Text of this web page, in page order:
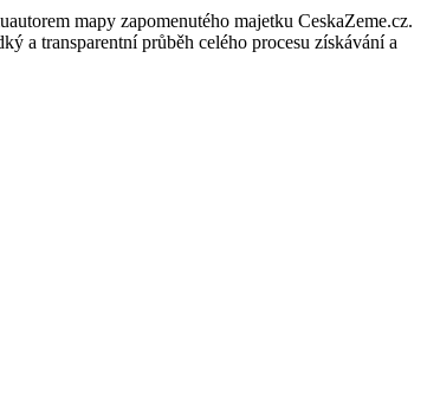
mapy zapomenutého majetku CeskaZeme.cz.
a transparentní průběh celého procesu získávání a